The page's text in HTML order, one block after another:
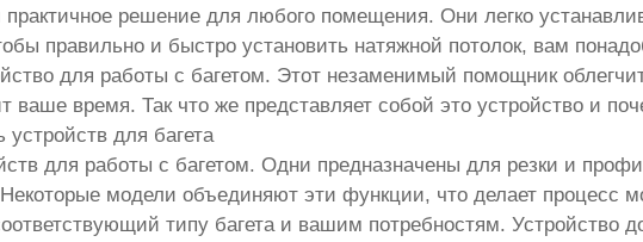
практичное решение для любого помещения. Они легко
правильно и быстро установить натяжной потолок, вам
для работы с багетом. Этот незаменимый помощник
ваше время. Так что же представляет собой это устройство и
для багета
для работы с багетом. Одни предназначены для резки и
Некоторые модели объединяют эти функции, что делает
типу багета и вашим потребностям.